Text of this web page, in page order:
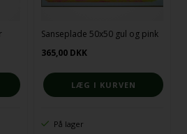
Sanseplade 50x50 gul og pink
365,00 DKK
På lager